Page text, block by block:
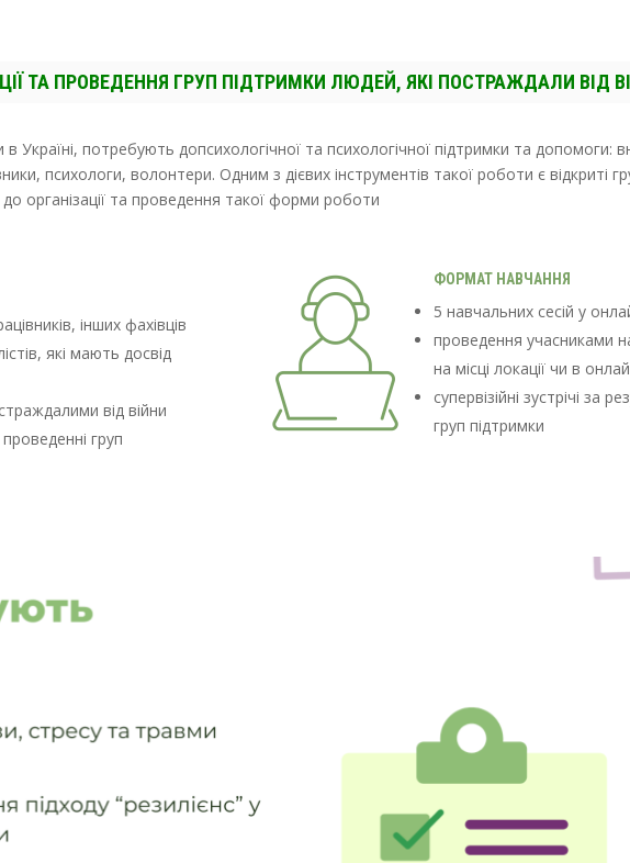
ТА ПРОВЕДЕННЯ ГРУП ПІДТРИМКИ ЛЮДЕЙ, ЯКІ ПОСТРАЖДАЛИ ВІД
в Україні, потребують допсихологічної та психологічної підтримки та допомоги:
психологи, волонтери. Одним з дієвих інструментів такої роботи є відкриті
організації та проведення такої форми роботи
інших фахівців
які мають досвід
від війни
груп
ФОРМАТ НАВЧАННЯ
5 навчальних сесій у
проведення учасниками
на місці локації чи в
супервізійні зустрічі за
груп підтримки